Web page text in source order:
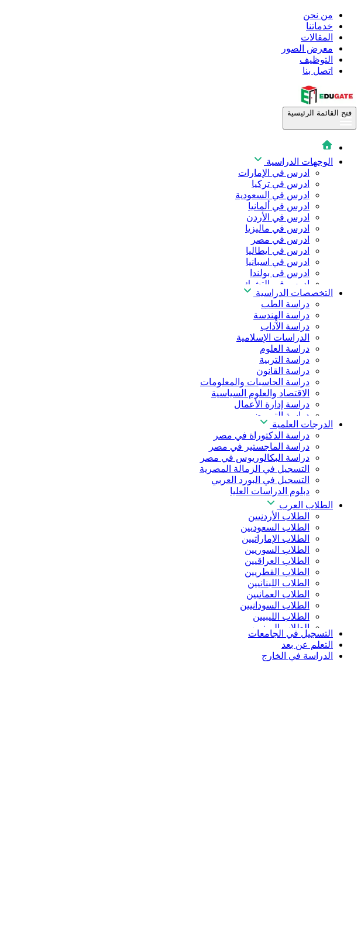
من نحن
خدماتنا
المقالات
معرض الصور
التوظيف
اتصل بنا
فتح القائمة الرئيسية
الوجهات الدراسية
ادرس في الإمارات
ادرس في تركيا
ادرس في السعودية
ادرس في ألمانيا
ادرس في الأردن
ادرس في ماليزيا
ادرس في مصر
ادرس في ايطاليا
ادرس في اسبانيا
ادرس فى بولندا
ادرس فى التشيك
ادرس في المجر
ادرس في الصين
التخصصات الدراسية
دراسة الطب
دراسة الهندسة
دراسة الآداب
الدراسات الإسلامية
دراسة العلوم
دراسة التربية
دراسة القانون
دراسة الحاسبات والمعلومات
الاقتصاد والعلوم السياسية
دراسة إدارة الأعمال
دراسة التمريض
دراسة طب الأسنان
دراسة الصيدلة
دراسة العلوم الصحية
دراسة العلاج الطبيعي
دراسة الذكاء الاصطناعي
دراسة الأمن السيبراني
الدرجات العلمية
دراسة الدكتوراة في مصر
دراسة الماجستير في مصر
دراسة البكالوريوس في مصر
التسجيل في الزمالة المصرية
التسجيل في البورد العربي
دبلوم الدراسات العليا
الطلاب العرب
الطلاب الأردنيين
الطلاب السعوديين
الطلاب الإماراتيين
الطلاب السوريين
الطلاب العراقيين
الطلاب القطريين
الطلاب اللبنانيين
الطلاب العمانيين
الطلاب السودانيين
الطلاب الليبيين
الطلاب اليمنيين
التسجيل في الجامعات
التعلم عن بعد
الدراسة في الخارج